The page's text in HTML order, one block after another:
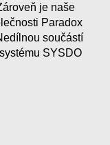
je naše
Paradox
součástí
SYSDO